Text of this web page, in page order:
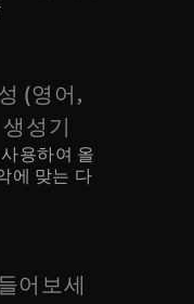
(영어,
성기
용하여 올
에 맞는 다
어보세